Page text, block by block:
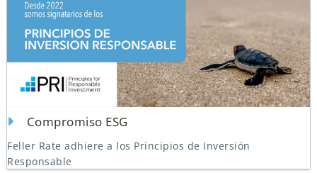
Compromiso ESG
Feller Rate adhiere a los Principios de Inversión
Responsable